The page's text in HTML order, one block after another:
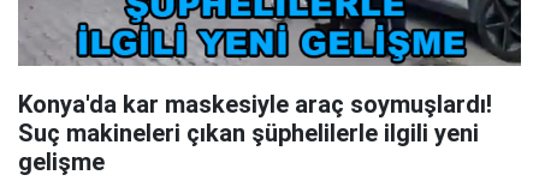
Konya'da kar maskesiyle araç soymuşlardı!
Suç makineleri çıkan şüphelilerle ilgili yeni
gelişme